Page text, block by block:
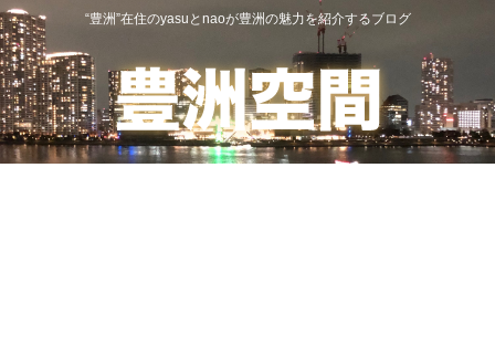
“豊洲”在住のyasuとnaoが豊洲の魅力を紹介するブログ